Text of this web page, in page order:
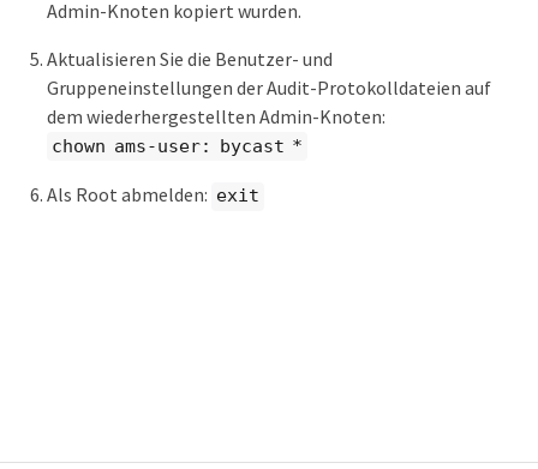
Admin-Knoten kopiert wurden.
Aktualisieren Sie die Benutzer- und
Gruppeneinstellungen der Audit-Protokolldateien auf
dem wiederhergestellten Admin-Knoten:
chown ams-user: bycast *
Als Root abmelden: exit